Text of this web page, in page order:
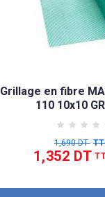
Grillage en fibre
110 10x10
1,690 DT
1,352 DT